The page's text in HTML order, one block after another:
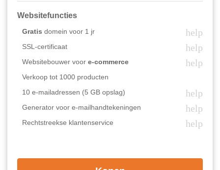
Websitefuncties
Gratis domein voor 1 jr help
SSL-certificaat help
Websitebouwer voor e-commerce help
Verkoop tot 1000 producten
10 e-mailadressen (5 GB opslag)
help
Generator voor e-mailhandtekeningen help
Rechtstreekse klantenservice help